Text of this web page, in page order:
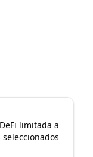
limitada a